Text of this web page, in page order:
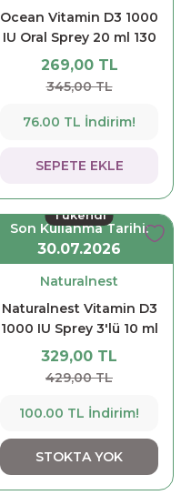
Ocean Vitamin D3 1000
IU Oral Sprey 20 ml 130
Puf
269,00 TL
345,00 TL
76.00 TL İndirim!
SEPETE EKLE
Tükendi
Son Kullanma Tarihi:
30.07.2026
Naturalnest
Naturalnest Vitamin D3
1000 IU Sprey 3'lü 10 ml
- 3 Al 2 Öde
329,00 TL
429,00 TL
100.00 TL İndirim!
STOKTA YOK